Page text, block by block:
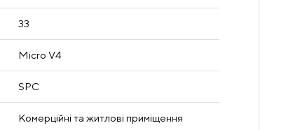
33
Micro V4
SPC
Комерційні та житлові приміщення